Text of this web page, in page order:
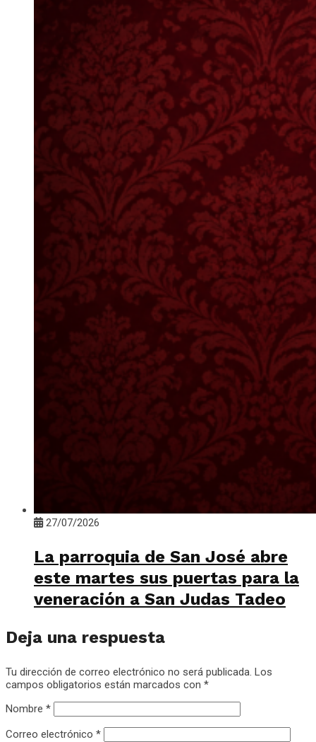
27/07/2026
La parroquia de San José abre
este martes sus puertas para la
veneración a San Judas Tadeo
Deja una respuesta
Tu dirección de correo electrónico no será publicada. Los
campos obligatorios están marcados con *
Nombre *
Correo electrónico *